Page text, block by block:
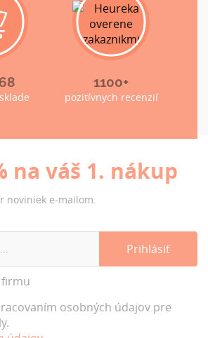
1100+
pozitívnych recenzií
na váš 1. nákup
noviniek e-mailom.
osobných údajov pre